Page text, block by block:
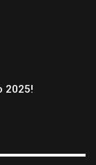
2025!